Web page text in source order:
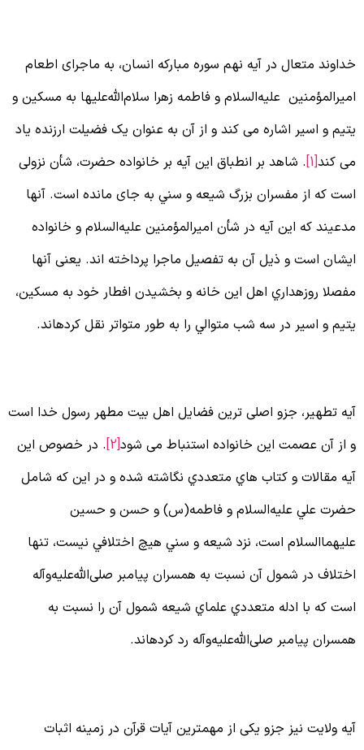
متعال در آیه نهم سوره مبارکه انسان، به ماجرای اطعام
علیه‌السلام و فاطمه زهرا سلام‌الله‌علیها به مسکین و
و اسیر اشاره می کند و از آن به عنوان یک فضیلت ارزنده یاد
کند[1] . شاهد بر انطباق این آیه بر خانواده حضرت، شأن نزولی
که از مفسران بزرگ شيعه و سني به جای مانده است. آنها
كه اين آيه در شأن اميرالمؤمنين علیه‌السلام و خانواده
است و ذیل آن به تفصیل ماجرا پرداخته اند. یعنی آنها
روزه‏داري اهل این خانه و بخشیدن افطار خود به مسكين،
و اسير در سه شب متوالي را به طور متواتر نقل كرده‏اند.
تطهیر، جزو اصلی ترین فضایل اهل بیت مطهر رسول خدا است
از آن عصمت این خانواده استنباط می شود[2] . در خصوص اين
مقالات و كتاب هاي متعددي نگاشته شده و در اين كه شامل
علي علیه‌السلام و فاطمه(س) و حسن و حسين
است، نزد شيعه و سني هيچ اختلافي نيست، تنها
در شمول آن نسبت به همسران پيامبر صلی‌الله‌علیه‌وآله
كه با ادله متعددي علماي شيعه شمول آن را نسبت به
پيامبر صلی‌الله‌علیه‌وآله رد كرده‏اند.
ولایت نیز جزو یکی از مهمترین آیات قرآن در زمینه اثبات